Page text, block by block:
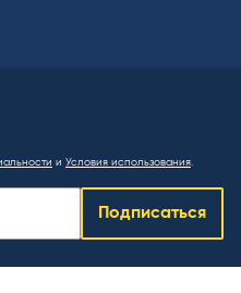
и Условия использования
Подписаться